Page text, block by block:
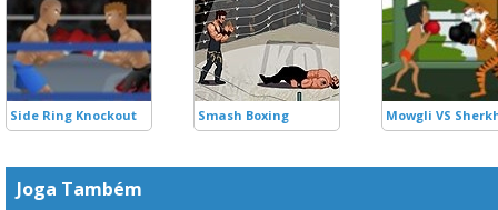
Side Ring Knockout Smash Boxing Mowgli VS
Joga Também